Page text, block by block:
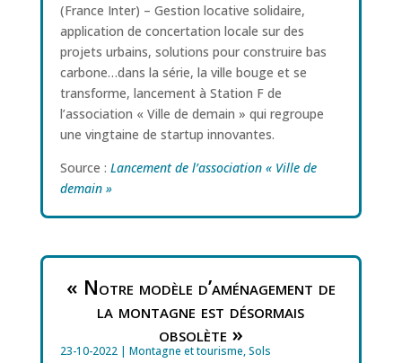
(France Inter) – Gestion locative solidaire,
application de concertation locale sur des
projets urbains, solutions pour construire bas
carbone…dans la série, la ville bouge et se
transforme, lancement à Station F de
l’association « Ville de demain » qui regroupe
une vingtaine de startup innovantes.
Source : Lancement de l’association « Ville de
demain »
« Notre modèle d’aménagement de
la montagne est désormais
obsolète »
23-10-2022| Montagne et tourisme,Sols